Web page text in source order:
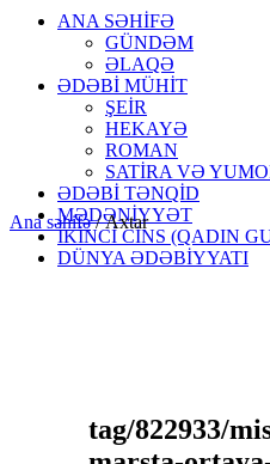
ANA SƏHİFƏ
GÜNDƏM
ƏLAQƏ
ƏDƏBİ MÜHİT
ŞEİR
HEKAYƏ
ROMAN
SATİRA VƏ
ƏDƏBİ TƏNQİD
MƏDƏNİYYƏT
İKİNCİ CİNS (QADIN
DÜNYA ƏDƏBİYYATI
Ana səhifə/Axtar
tag/822933/